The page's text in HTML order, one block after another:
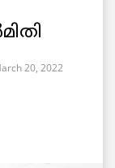
20, 2022